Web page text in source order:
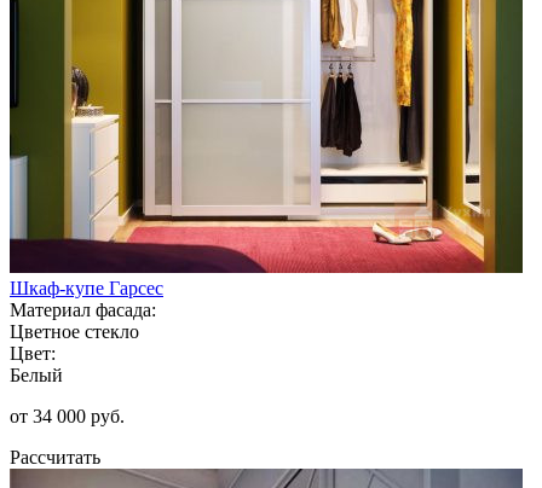
Шкаф-купе Гарсес
Материал фасада:
Цветное стекло
Цвет:
Белый
от 34 000 руб.
Рассчитать